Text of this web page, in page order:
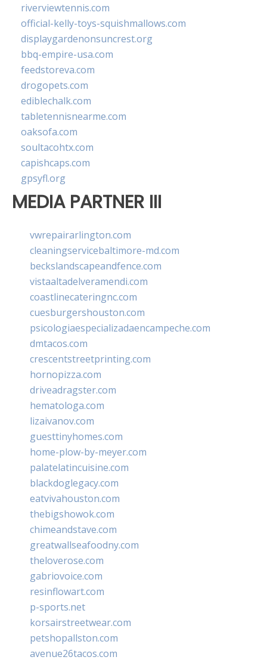
riverviewtennis.com
official-kelly-toys-squishmallows.com
displaygardenonsuncrest.org
bbq-empire-usa.com
feedstoreva.com
drogopets.com
ediblechalk.com
tabletennisnearme.com
oaksofa.com
soultacohtx.com
capishcaps.com
gpsyfl.org
MEDIA PARTNER III
vwrepairarlington.com
cleaningservicebaltimore-md.com
beckslandscapeandfence.com
vistaaltadelveramendi.com
coastlinecateringnc.com
cuesburgershouston.com
psicologiaespecializadaencampeche.com
dmtacos.com
crescentstreetprinting.com
hornopizza.com
driveadragster.com
hematologa.com
lizaivanov.com
guesttinyhomes.com
home-plow-by-meyer.com
palatelatincuisine.com
blackdoglegacy.com
eatvivahouston.com
thebigshowok.com
chimeandstave.com
greatwallseafoodny.com
theloverose.com
gabriovoice.com
resinflowart.com
p-sports.net
korsairstreetwear.com
petshopallston.com
avenue26tacos.com